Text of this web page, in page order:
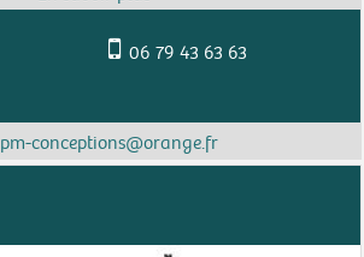
06 79 43 63 63
pm-conceptions@orange.fr